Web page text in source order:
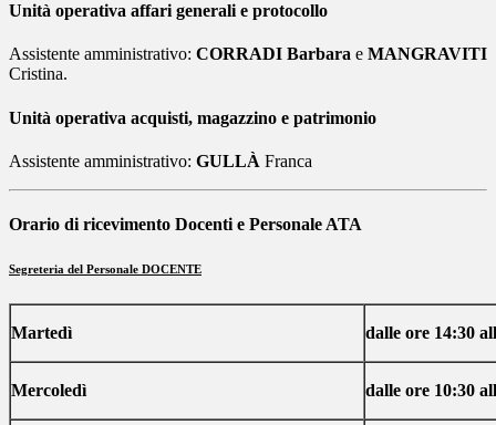
Unità operativa affari generali e protocollo
Assistente amministrativo: CORRADI Barbara e MANGRAVITI
Cristina.
Unità operativa acquisti, magazzino e patrimonio
Assistente amministrativo: GULLÀ Franca
Orario di ricevimento Docenti e Personale ATA
Segreteria del Personale DOCENTE
Martedì dalle ore 14:30
Mercoledì dalle ore 10:30